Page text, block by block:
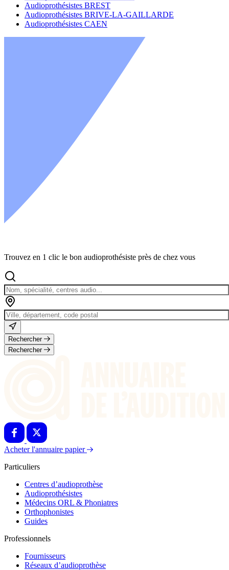
Audioprothésistes BREST
Audioprothésistes BRIVE-LA-GAILLARDE
Audioprothésistes CAEN
Trouvez en 1 clic le bon audioprothésiste près de chez vous
Rechercher
Rechercher
Acheter l'annuaire papier
Particuliers
Centres d’audioprothèse
Audioprothésistes
Médecins ORL & Phoniatres
Orthophonistes
Guides
Professionnels
Fournisseurs
Réseaux d’audioprothèse